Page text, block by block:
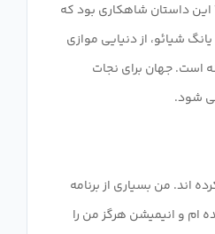
این سریال داستان-10/10 این داستان شاهکاری بود که
شیائو، از دنیایی موازی
است. جهان برای نجات
اند. من بسیاری از برنامه
ام و انیمیشن هرگز من را